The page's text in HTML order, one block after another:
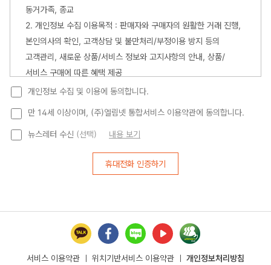
동거가족, 종교
2. 개인정보 수집 이용목적 : 판매자와 구매자의 원활한 거래 진행,
본인의사의 확인, 고객상담 및 불만처리/부정이용 방지 등의
고객관리, 새로운 상품/서비스 정보와 고지사항의 안내, 상품/
서비스 구매에 따른 혜택 제공
3. 수집한 개인정보의 보유 및 이용기간 :
필요한 경우에는 해당 기간만큼 보관 후 삭제합니다. 그리고
부정가입 방지를 위하여 아이디는 파기하지 않으며, 이메일은 90일
통합서비스의 자체 이용약관 및 개인정보처리방침에 따릅니다.
개인정보 수집 및 이용에 동의합니다.
만 14세 이상이며, (주)엘림넷 통합서비스 이용약관에 동의합니다.
뉴스레터 수신 (선택) 내용 보기
휴대전화 인증하기
서비스 이용약관 ㅣ 위치기반서비스 이용약관 ㅣ 개인정보처리방침